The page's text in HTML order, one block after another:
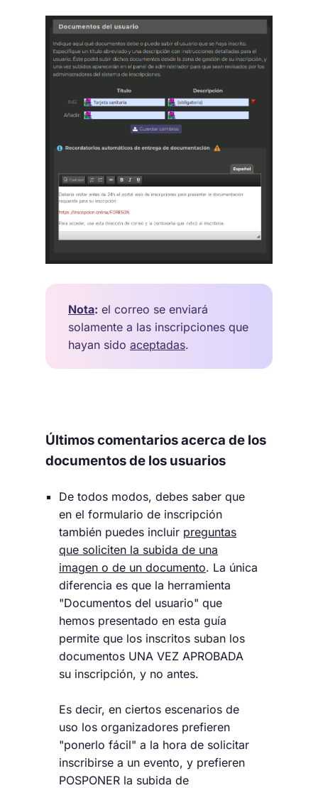
Nota: el correo se enviará
solamente a las inscripciones que
hayan sido aceptadas.
Últimos comentarios acerca de los
documentos de los usuarios
De todos modos, debes saber que
en el formulario de inscripción
también puedes incluir preguntas
que soliciten la subida de una
imagen o de un documento. La única
diferencia es que la herramienta
"Documentos del usuario" que
hemos presentado en esta guía
permite que los inscritos suban los
documentos UNA VEZ APROBADA
su inscripción, y no antes.
Es decir, en ciertos escenarios de
uso los organizadores prefieren
"ponerlo fácil" a la hora de solicitar
inscribirse a un evento, y prefieren
POSPONER la subida de